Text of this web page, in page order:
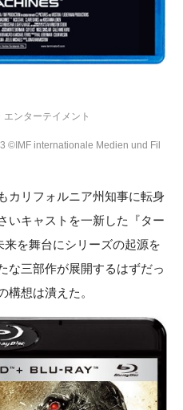
ンターテイメント
©IMF internationale Medien und Fil
カリフォルニア州知事に転身
いキャストを一新した『ター
来を舞台にシリーズの起源を
な三部作が展開するはずだっ
構想は潰えた。